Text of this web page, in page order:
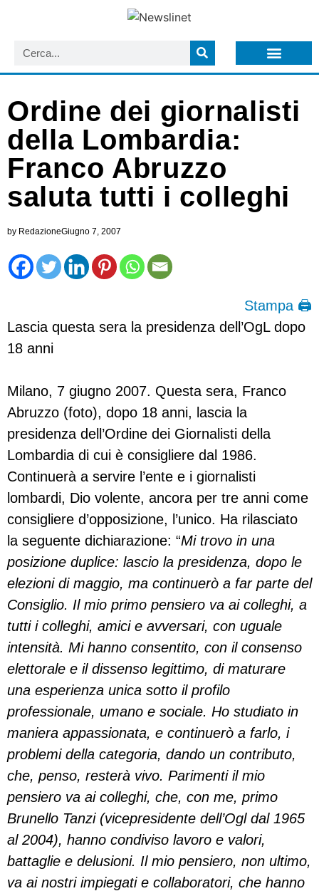
Ordine dei giornalisti
della Lombardia:
Franco Abruzzo
saluta tutti i colleghi
by RedazioneGiugno 7, 2007
Stampa 🖨
Lascia questa sera la presidenza dell’OgL dopo
18 anni
Milano, 7 giugno 2007. Questa sera, Franco
Abruzzo (foto), dopo 18 anni, lascia la
presidenza dell’Ordine dei Giornalisti della
Lombardia di cui è consigliere dal 1986.
Continuerà a servire l’ente e i giornalisti
lombardi, Dio volente, ancora per tre anni come
consigliere d’opposizione, l’unico. Ha rilasciato
la seguente dichiarazione: “Mi trovo in una
posizione duplice: lascio la presidenza, dopo le
elezioni di maggio, ma continuerò a far parte del
Consiglio. Il mio primo pensiero va ai colleghi, a
tutti i colleghi, amici e avversari, con uguale
intensità. Mi hanno consentito, con il consenso
elettorale e il dissenso legittimo, di maturare
una esperienza unica sotto il profilo
professionale, umano e sociale. Ho studiato in
maniera appassionata, e continuerò a farlo, i
problemi della categoria, dando un contributo,
che, penso, resterà vivo. Parimenti il mio
pensiero va ai colleghi, che, con me, primo
Brunello Tanzi (vicepresidente dell’Ogl dal 1965
al 2004), hanno condiviso lavoro e valori,
battaglie e delusioni. Il mio pensiero, non ultimo,
va ai nostri impiegati e collaboratori, che hanno